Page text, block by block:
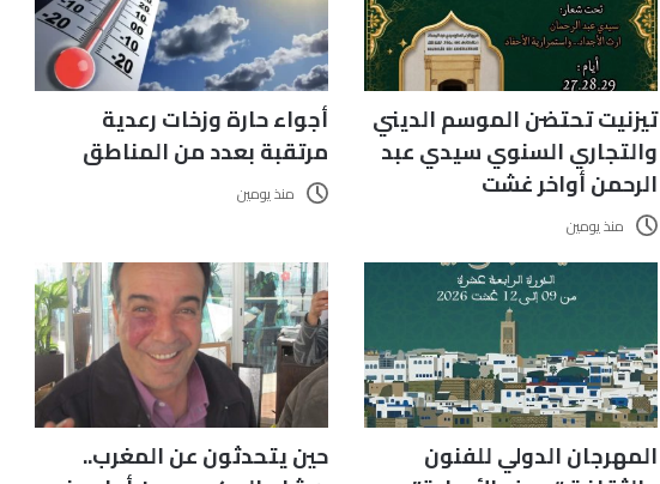
تيزنيت تحتضن الموسم الديني
والتجاري السنوي سيدي عبد
الرحمن أواخر غشت
منذ يومين
أجواء حارة وزخات رعدية
مرتقبة بعدد من المناطق
منذ يومين
المهرجان الدولي للفنون
حين يتحدثون عن المغرب..